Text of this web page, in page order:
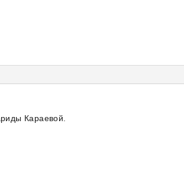
Караевой.